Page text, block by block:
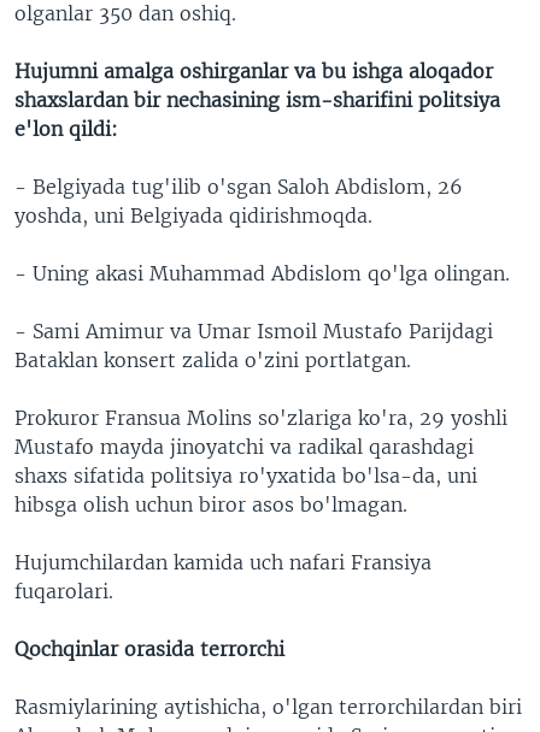
olganlar 350 dan oshiq.
Hujumni amalga oshirganlar va bu ishga aloqador
shaxslardan bir nechasining ism-sharifini politsiya
e'lon qildi:
- Belgiyada tug'ilib o'sgan Saloh Abdislom, 26
yoshda, uni Belgiyada qidirishmoqda.
- Uning akasi Muhammad Abdislom qo'lga olingan.
- Sami Amimur va Umar Ismoil Mustafo Parijdagi
Bataklan konsert zalida o'zini portlatgan.
Prokuror Fransua Molins so'zlariga ko'ra, 29 yoshli
Mustafo mayda jinoyatchi va radikal qarashdagi
shaxs sifatida politsiya ro'yxatida bo'lsa-da, uni
hibsga olish uchun biror asos bo'lmagan.
Hujumchilardan kamida uch nafari Fransiya
fuqarolari.
Qochqinlar orasida terrorchi
Rasmiylarining aytishicha, o'lgan terrorchilardan biri